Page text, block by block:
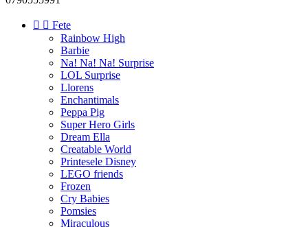
  Fete
Rainbow High
Barbie
Na! Na! Na! Surprise
LOL Surprise
Llorens
Enchantimals
Peppa Pig
Super Hero Girls
Dream Ella
Creatable World
Printesele Disney
LEGO friends
Frozen
Cry Babies
Pomsies
Miraculous